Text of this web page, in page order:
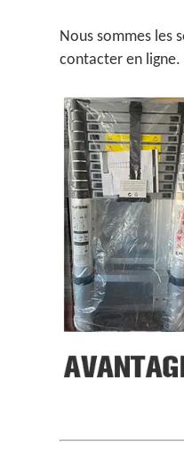
Nous sommes les
contacter en ligne.